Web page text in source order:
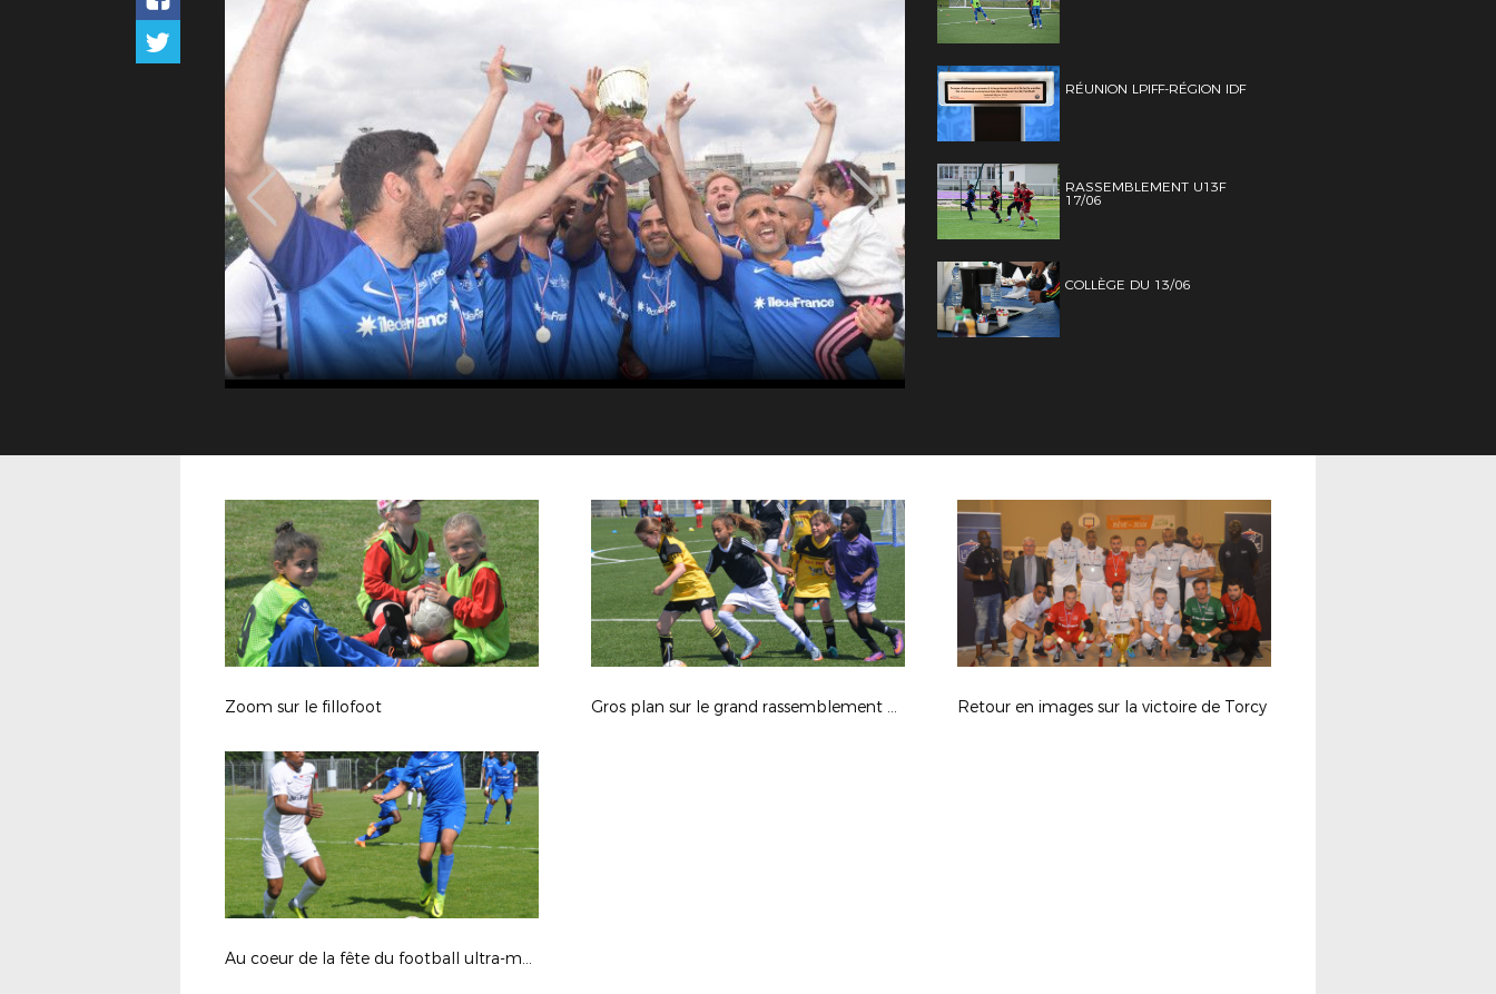
RÉUNION LPIFF-RÉGION IDF
RASSEMBLEMENT U13F
17/06
COLLÈGE DU 13/06
Zoom sur le fillofoot Gros plan sur le grand rassemblement fillofoot Retour en images sur la victoire de Torcy
Au coeur de la fête du football ultra-marin, le sacre de l'US Nett en images